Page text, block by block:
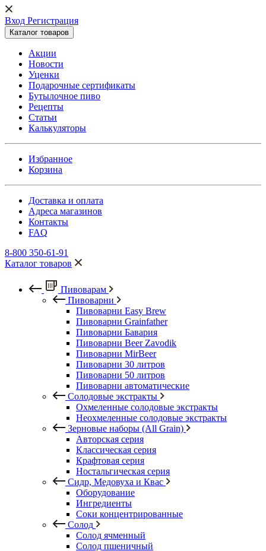
Вход Регистрация
Каталог товаров
Акции
Новости
Уценки
Подарочные сертификаты
Бутылочное пиво
Рецепты
Статьи
Калькуляторы
Избранное
Корзина
Доставка и оплата
Адреса магазинов
Контакты
FAQ
8-800 350-61-91
Каталог товаров
Пивоварам
Пивоварни
Пивоварни Easy Brew
Пивоварни Grainfather
Пивоварни Бавария
Пивоварни Beer Zavodik
Пивоварни MirBeer
Пивоварни 30 литров
Пивоварни 50 литров
Пивоварни автоматические
Солодовые экстракты
Охмеленные солодовые экстракты
Неохмеленные солодовые экстракты
Зерновые наборы (All Grain)
Авторская серия
Классическая серия
Крафтовая серия
Ностальгическая серия
Сидр, Медовуха и Квас
Оборудование
Ингредиенты
Соки концентрированные
Солод
Солод ячменный
Солод пшеничный